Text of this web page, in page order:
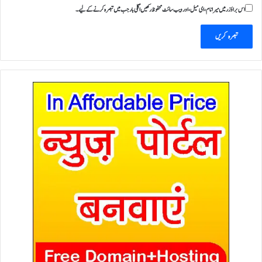
اس براؤزر میں میرا نام، ای میل، اور ویب سائٹ محفوظ رکھیں اگلی بار جب میں تبصرہ کرنے کےلیے۔